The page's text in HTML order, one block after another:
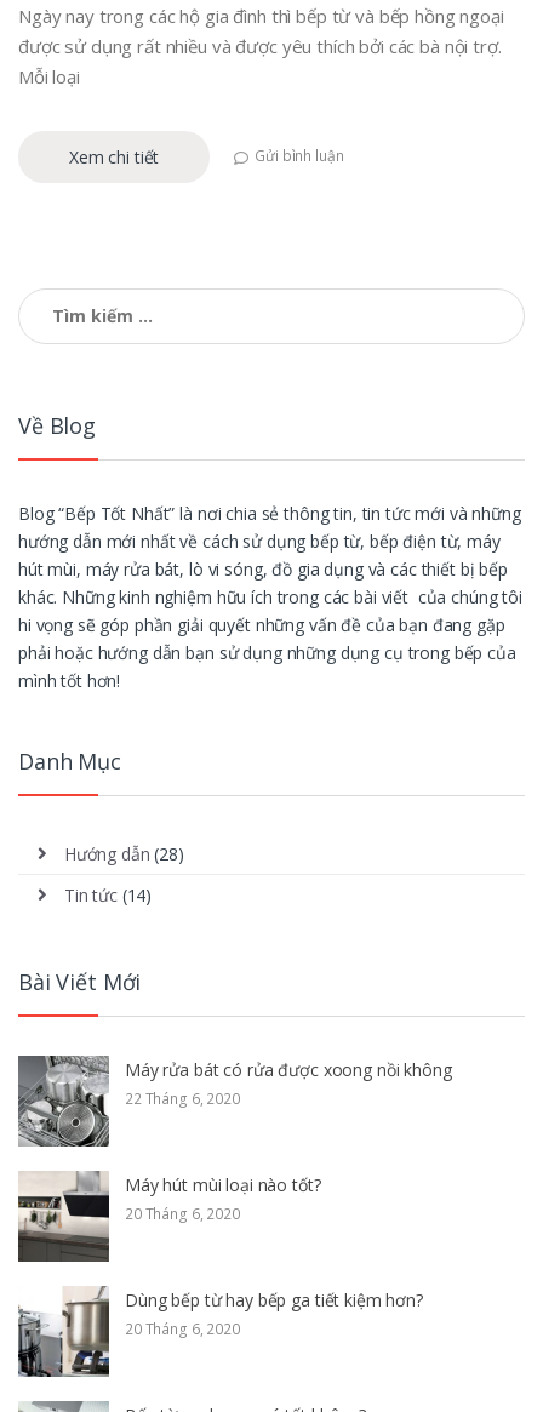
Ngày nay trong các hộ gia đình thì bếp từ và bếp hồng ngoại
được sử dụng rất nhiều và được yêu thích bởi các bà nội trợ.
Mỗi loại
Xem chi tiết Gửi bình luận
Tìm
kiếm
cho:
Về Blog
Blog “Bếp Tốt Nhất” là nơi chia sẻ thông tin, tin tức mới và những
hướng dẫn mới nhất về cách sử dụng bếp từ, bếp điện từ, máy
hút mùi, máy rửa bát, lò vi sóng, đồ gia dụng và các thiết bị bếp
khác. Những kinh nghiệm hữu ích trong các bài viết của chúng tôi
hi vọng sẽ góp phần giải quyết những vấn đề của bạn đang gặp
phải hoặc hướng dẫn bạn sử dụng những dụng cụ trong bếp của
mình tốt hơn!
Danh Mục
Hướng dẫn (28)
Tin tức(14)
Bài Viết Mới
Máy rửa bát có rửa được xoong nồi không
22 Tháng 6, 2020
Máy hút mùi loại nào tốt?
20 Tháng 6, 2020
Dùng bếp từ hay bếp ga tiết kiệm hơn?
20 Tháng 6, 2020